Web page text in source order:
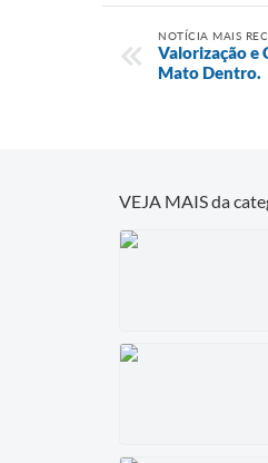
NOTÍCIA MAIS
Valorização e
Mato Dentro.
VEJA MAIS da